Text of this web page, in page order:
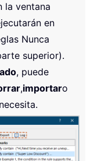
la ventana
en
Nunca
superior).
, puede
,importaro